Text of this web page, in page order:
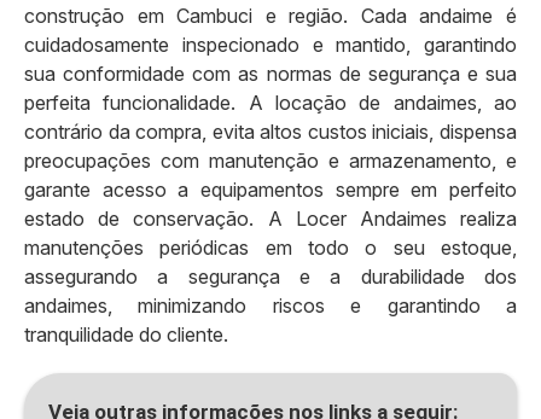
construção em Cambuci e região. Cada andaime é
cuidadosamente inspecionado e mantido, garantindo
sua conformidade com as normas de segurança e sua
perfeita funcionalidade. A locação de andaimes, ao
contrário da compra, evita altos custos iniciais, dispensa
preocupações com manutenção e armazenamento, e
garante acesso a equipamentos sempre em perfeito
estado de conservação. A Locer Andaimes realiza
manutenções periódicas em todo o seu estoque,
assegurando a segurança e a durabilidade dos
andaimes, minimizando riscos e garantindo a
tranquilidade do cliente.
Veja outras informações nos links a seguir: